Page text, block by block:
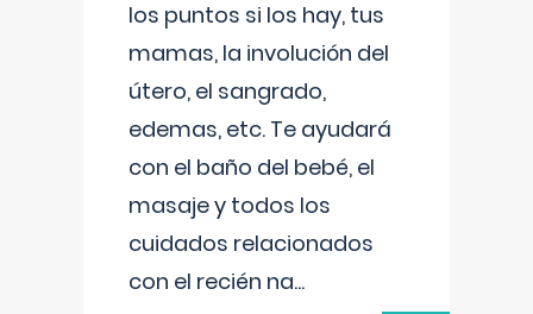
los puntos si los hay, tus
mamas, la involución del
útero, el sangrado,
edemas, etc. Te ayudará
con el baño del bebé, el
masaje y todos los
cuidados relacionados
con el recién na...